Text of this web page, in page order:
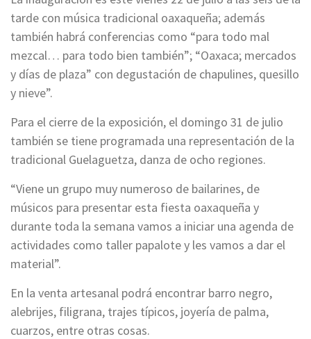
tarde con música tradicional oaxaqueña; además
también habrá conferencias como “para todo mal
mezcal… para todo bien también”; “Oaxaca; mercados
y días de plaza” con degustación de chapulines, quesillo
y nieve”.
Para el cierre de la exposición, el domingo 31 de julio
también se tiene programada una representación de la
tradicional Guelaguetza, danza de ocho regiones.
“Viene un grupo muy numeroso de bailarines, de
músicos para presentar esta fiesta oaxaqueña y
durante toda la semana vamos a iniciar una agenda de
actividades como taller papalote y les vamos a dar el
material”.
En la venta artesanal podrá encontrar barro negro,
alebrijes, filigrana, trajes típicos, joyería de palma,
cuarzos, entre otras cosas.